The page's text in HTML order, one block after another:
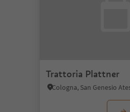
Trattoria Plattner